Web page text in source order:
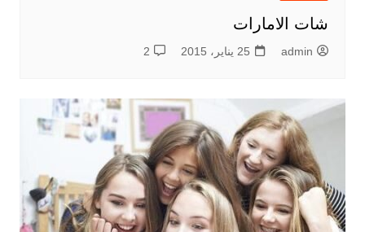
شات الامارات
admin 25 يناير، 2015 2